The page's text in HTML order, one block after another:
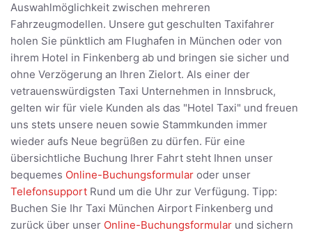
Auswahlmöglichkeit zwischen mehreren
Fahrzeugmodellen. Unsere gut geschulten Taxifahrer
holen Sie pünktlich am Flughafen in München oder von
ihrem Hotel in Finkenberg ab und bringen sie sicher und
ohne Verzögerung an Ihren Zielort. Als einer der
vetrauenswürdigsten Taxi Unternehmen in Innsbruck,
gelten wir für viele Kunden als das "Hotel Taxi" und freuen
uns stets unsere neuen sowie Stammkunden immer
wieder aufs Neue begrüßen zu dürfen. Für eine
übersichtliche Buchung Ihrer Fahrt steht Ihnen unser
bequemes Online-Buchungsformular oder unser
Telefonsupport Rund um die Uhr zur Verfügung. Tipp:
Buchen Sie Ihr Taxi München Airport Finkenberg und
zurück über unser Online-Buchungsformular und sichern